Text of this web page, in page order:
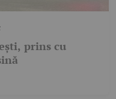
prins cu